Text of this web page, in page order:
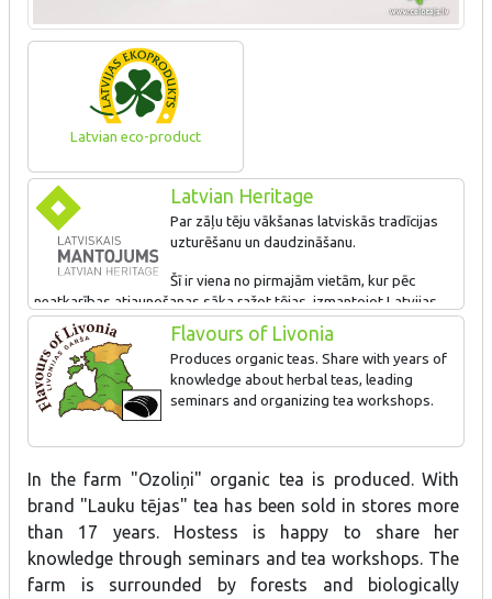
Latvian eco-product
Latvian Heritage
Par zāļu tēju vākšanas latviskās tradīcijas
uzturēšanu un daudzināšanu.
Šī ir viena no pirmajām vietām, kur pēc
neatkarības atjaunošanas sāka ražot tējas, izmantojot Latvijas
savvaļas un dārzā audzētos augus. Saimnieki organizē
seminārus un tēju darbnīcas. Tūristi var aplūkot saimniecību,
noklausīties stāstījumu par tēju veselīgo ietekmi un iegādāties
šeit saražoto produkciju.
Flavours of Livonia
Produces organic teas. Share with years of
knowledge about herbal teas, leading
seminars and organizing tea workshops.
In the farm "Ozoliņi" organic tea is produced. With
brand "Lauku tējas" tea has been sold in stores more
than 17 years. Hostess is happy to share her
knowledge through seminars and tea workshops. The
farm is surrounded by forests and biologically